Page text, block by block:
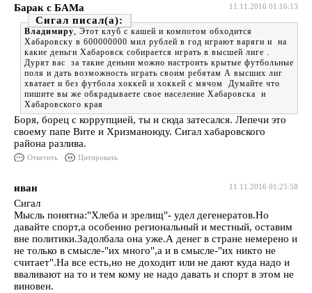
11.11.2016 01:16:13
Барак с БАМа
Сигал
Владимиру, Этот клуб с кашей и компотом обходится
Хабаровску в 600000000 мил рублей в год играют варяги и на
какие деньги Хабаровск собирается играть в высшей лиге .
Дурят вас за такие деньни можно настроить крытые футбольные
поля и дать возможность играть своим ребятам А высших лиг
хватает и без футбола хоккей и хоккей с мячом Думайте что
пишите вы же обкрадываете свое население Хабаровска и
Хабаровского края
Боря, борец с коррупцией, ты и сюда затесался. Лепечи это
своему папе Вите и Хризманоюду. Сигал хабаровского
района разлива.
Ответить Цитировать
11.11.2016 01:25:58
иван
Сигал
Мысль понятна:"Хлеба и зрелищ"- удел дегенератов.Но
давайте спорт,а особенно региональный и местный, оставим
вне политики.Задолбала она уже.А денег в стране немерено и
не только в смысле-"их много",а и в смысле-"их никто не
считает".На все есть,но не доходит или не дают куда надо и
вваливают на то и тем кому не надо давать и спорт в этом не
виновен.